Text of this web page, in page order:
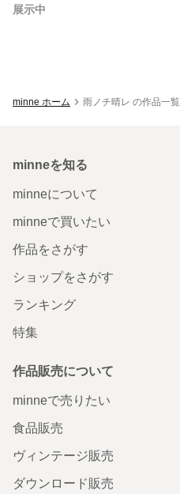
展示中
minne ホーム 雨ノチ晴レ の作品一覧
minneを知る
minneについて
minneで買いたい
作品をさがす
ショップをさがす
ランキング
特集
作品販売について
minneで売りたい
食品販売
ヴィンテージ販売
ダウンロード販売